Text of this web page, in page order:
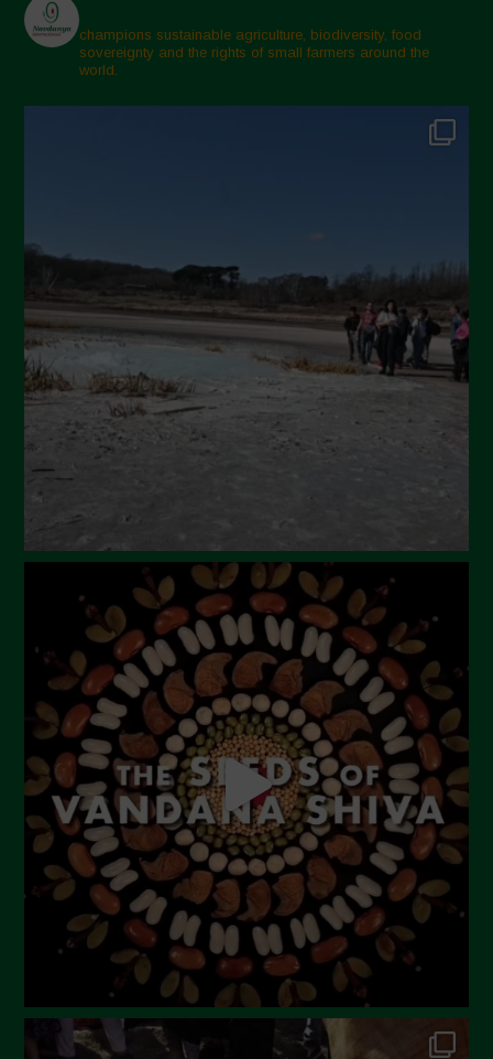
Marzo 2025
Febbraio 2025
Gennaio 2025
Settembre 2024
Luglio 2024
Maggio 2024
Aprile 2024
Marzo 2024
Febbraio 2024
Ottobre 2023
Settembre 2023
Agosto 2023
Luglio 2023
Giugno 2023
Maggio 2023
Aprile 2023
Marzo 2023
Febbraio 2023
Dicembre 2022
Novembre 2022
Ottobre 2022
champions sustainable agriculture, biodiversity, food
sovereignty and the rights of small farmers around the
world.